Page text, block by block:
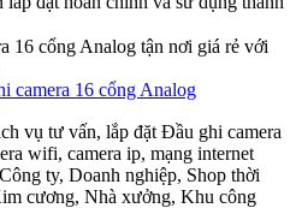
16 cổng Analog tận nơi giá rẻ với
camera 16 cổng Analog
vụ tư vấn, lắp đặt Đầu ghi camera
wifi, camera ip, mạng internet
ty, Doanh nghiệp, Shop thời
cương, Nhà xưởng, Khu công